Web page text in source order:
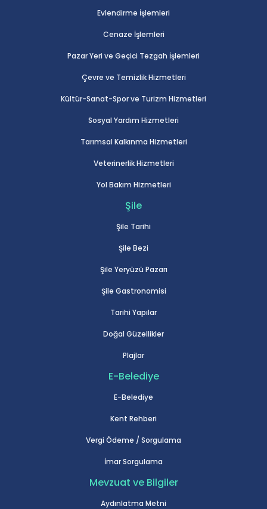
Evlendirme İşlemleri
Cenaze İşlemleri
Pazar Yeri ve Geçici Tezgah İşlemleri
Çevre ve Temizlik Hizmetleri
Kültür-Sanat-Spor ve Turizm Hizmetleri
Sosyal Yardım Hizmetleri
Tarımsal Kalkınma Hizmetleri
Veterinerlik Hizmetleri
Yol Bakım Hizmetleri
Şile
Şile Tarihi
Şile Bezi
Şile Yeryüzü Pazarı
Şile Gastronomisi
Tarihi Yapılar
Doğal Güzellikler
Plajlar
E-Belediye
E-Belediye
Kent Rehberi
Vergi Ödeme / Sorgulama
İmar Sorgulama
Mevzuat ve Bilgiler
Aydınlatma Metni